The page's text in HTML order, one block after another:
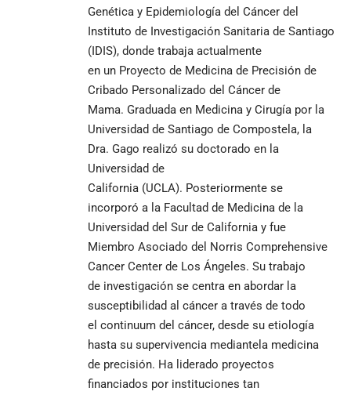
Genética y Epidemiología del Cáncer del
Instituto de Investigación Sanitaria de Santiago
(IDIS), donde trabaja actualmente
en un Proyecto de Medicina de Precisión de
Cribado Personalizado del Cáncer de
Mama. Graduada en Medicina y Cirugía por la
Universidad de Santiago de Compostela, la
Dra. Gago realizó su doctorado en la
Universidad de
California (UCLA). Posteriormente se
incorporó a la Facultad de Medicina de la
Universidad del Sur de California y fue
Miembro Asociado del Norris Comprehensive
Cancer Center de Los Ángeles. Su trabajo
de investigación se centra en abordar la
susceptibilidad al cáncer a través de todo
el continuum del cáncer, desde su etiología
hasta su supervivencia mediantela medicina
de precisión. Ha liderado proyectos
financiados por instituciones tan